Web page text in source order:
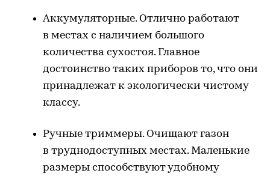
Аккумуляторные. Отлично работают
в местах с наличием большого
количества сухостоя. Главное
достоинство таких приборов то, что они
принадлежат к экологически чистому
классу.
Ручные триммеры. Очищают газон
в труднодоступных местах. Маленькие
размеры способствуют удобному